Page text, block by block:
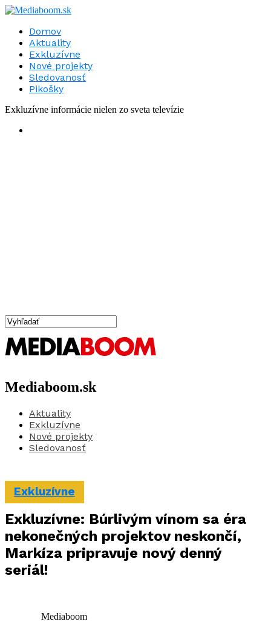
Domov
Aktuality
Exkluzívne
Nové projekty
Sledovanosť
Pikošky
Exkluzívne informácie nielen zo sveta televízie
Mediaboom.sk
Aktuality
Exkluzívne
Nové projekty
Sledovanosť
Exkluzívne
Exkluzívne: Búrlivým vínom sa éra
nekonečných projektov neskončí,
Markíza pripravuje nový denný
seriál!
Mediaboom